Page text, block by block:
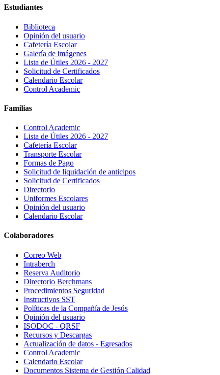
Estudiantes
Biblioteca
Opinión del usuario
Cafetería Escolar
Galería de imágenes
Lista de Útiles 2026 - 2027
Solicitud de Certificados
Calendario Escolar
Control Academic
Familias
Control Academic
Lista de Útiles 2026 - 2027
Cafetería Escolar
Transporte Escolar
Formas de Pago
Solicitud de liquidación de anticipos
Solicitud de Certificados
Directorio
Uniformes Escolares
Opinión del usuario
Calendario Escolar
Colaboradores
Correo Web
Intraberch
Reserva Auditorio
Directorio Berchmans
Procedimientos Seguridad
Instructivos SST
Políticas de la Compañía de Jesús
Opinión del usuario
ISODOC - QRSF
Recursos y Descargas
Actualización de datos - Egresados
Control Academic
Calendario Escolar
Documentos Sistema de Gestión Calidad